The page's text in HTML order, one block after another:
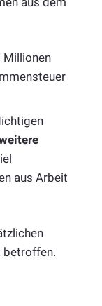
Millionen
aus Arbeit
betroffen.